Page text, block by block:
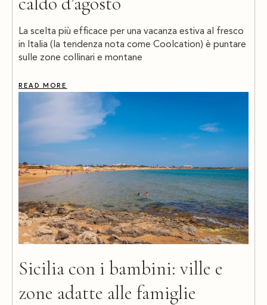
La scelta più efficace per una vacanza estiva al fresco
in Italia (la tendenza nota come Coolcation) è puntare
sulle zone collinari e montane
READ MORE
Sicilia con i bambini: ville e
zone adatte alle famiglie